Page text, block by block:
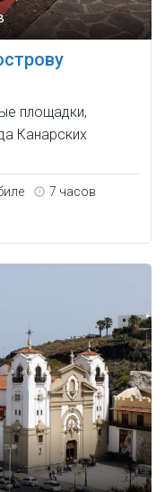
площадки,
Канарских
7 часов